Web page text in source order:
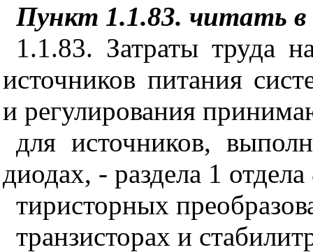
Пункт 1.1.83. читать в
1.1.83. Затраты труда
источников питания
и регулирования
для источников,
диодах, - раздела 1 отдела
тиристорных
транзисторах и